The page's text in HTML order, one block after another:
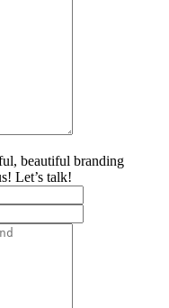
beautiful branding
Let’s talk!